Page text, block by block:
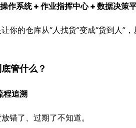
作系统 + 作业指挥中心 + 数据决策
你的仓库从“人找货”变成“货到人”，
管什么？
程追溯
错了、过期了不知道。